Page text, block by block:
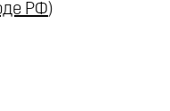
РФ)